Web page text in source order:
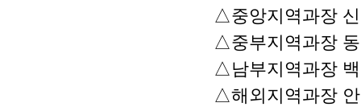
△중앙지역과장
△중부지역과장
△남부지역과장
△해외지역과장